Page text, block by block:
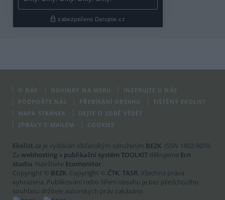
O NÁS NOVINKY NA WEBU
INZERUJTE U NÁS
PODPOŘTE NÁS
PŘEBÍRÁNÍ OBSAHU
TIŠTĚNÝ EKOLIST
MAPA STRÁNEK
DEJTE O SOBĚ VĚDĚT
ZPRÁVY E-MAILEM
COOKIES
Ekolist.cz je vydáván občanským sdružením BEZK. ISSN 1802-9019.
Za webhosting a publikační systém TOOLKIT děkujeme Ecn
studiu. Navštivte Ecomonitor.
Copyright © BEZK. Copyright © ČTK, TASR. Všechna práva
vyhrazena. Publikování nebo šíření obsahu je bez předchozího
souhlasu držitele autorských práv zakázáno.